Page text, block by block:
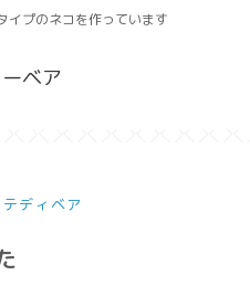
イプのネコを作っています
ベア
テディベア